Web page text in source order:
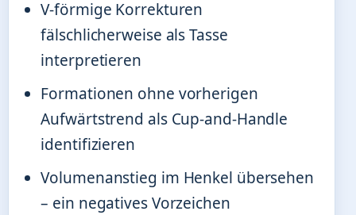
V-förmige Korrekturen
fälschlicherweise als Tasse
interpretieren
Formationen ohne vorherigen
Aufwärtstrend als Cup-and-Handle
identifizieren
Volumenanstieg im Henkel übersehen
– ein negatives Vorzeichen